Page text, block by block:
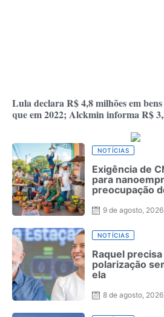
Lula declara R$ 4,8 milhões em
que em 2022; Alckmin informa R$
NOTÍCIAS
Exigência de
para
preocupação
9 de agosto, 2026
NOTÍCIAS
Raquel
polarização
ela
8 de agosto, 2026